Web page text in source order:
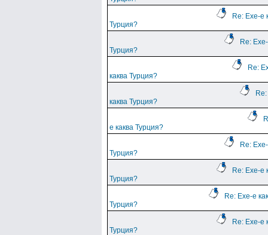
Re: Ехе-е
Турция?
Re:
Турция?
Re:
каква Турция?
каква Турция?
е каква Турция?
Re:
Турция?
Re: Ехе-е
Турция?
Re: Ехе-е
Турция?
Re: Ехе-е
Турция?